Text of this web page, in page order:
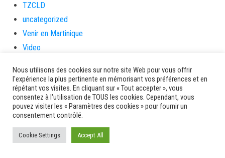
TZCLD
uncategorized
Venir en Martinique
Video
Vie Municipale
Viechere
vigilanceROUGE
Village artisanal
Village artisanal et commercial
ville de la trinité
Nous utilisons des cookies sur notre site Web pour vous offrir
l'expérience la plus pertinente en mémorisant vos préférences et en
répétant vos visites. En cliquant sur « Tout accepter », vous
consentez à l'utilisation de TOUS les cookies. Cependant, vous
pouvez visiter les « Paramètres des cookies » pour fournir un
consentement contrôlé.
Cookie Settings Accept All